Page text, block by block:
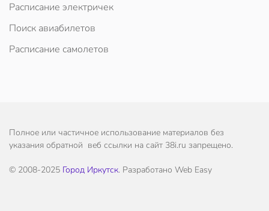
Расписание электричек
Поиск авиабилетов
Расписание самолетов
Полное или частичное использование материалов без
указания обратной веб ссылки на сайт 38i.ru запрещено.
© 2008-2025 Город Иркутск. Разработано Web Easy